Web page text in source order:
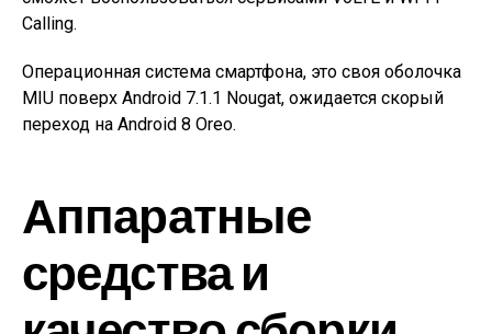
Calling.
Операционная система смартфона, это своя оболочка
MIU поверх Android 7.1.1 Nougat, ожидается скорый
переход на Android 8 Oreo.
Аппаратные
средства и